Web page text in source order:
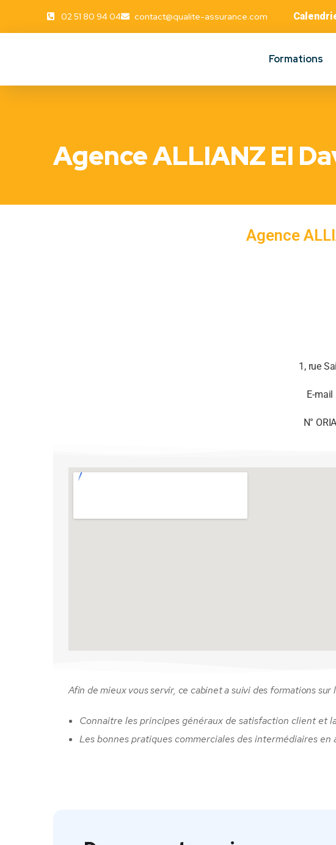
02 51 80 94 04 contact@qualite-assurance.com
Formations
Agence ALLIANZ EI
Agence
1, rue
E-
N°
Afin de mieux vous servir, ce cabinet a suivi des formations
Connaitre les principes généraux de satisfaction client et
Les bonnes pratiques commerciales des intermédiaires en